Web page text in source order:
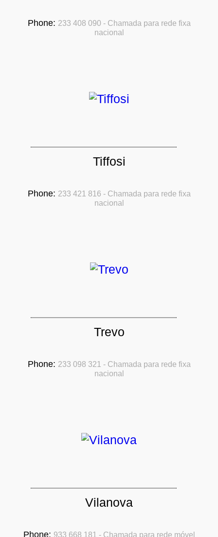
Phone: 233 408 090 - Chamada para rede fixa
nacional
Tiffosi
Phone: 233 421 816 - Chamada para rede fixa
nacional
Trevo
Phone: 233 098 321 - Chamada para rede fixa
nacional
Vilanova
Phone: 933 668 181 - Chamada para rede móvel